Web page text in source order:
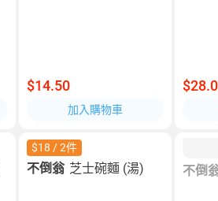
$14.50
加入購物車
$18 / 2件
不倒翁 芝士碗麵 (湯)
不倒